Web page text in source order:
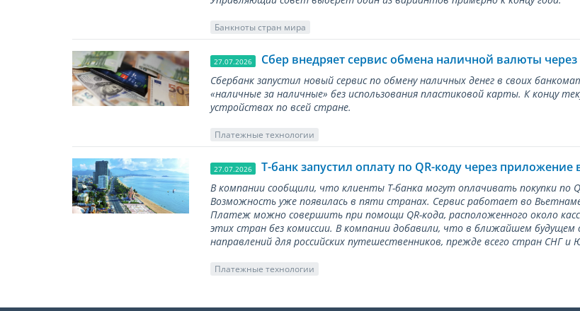
Банкноты стран мира
27.07.2026 Сбер внедряет сервис обмена наличной валюты
Сбербанк запустил новый сервис по обмену наличных денег в своих
«наличные за наличные» без использования пластиковой карты. К концу
устройствах по всей стране.
Платежные технологии
27.07.2026 Т-банк запустил оплату по QR-коду через приложение
В компании сообщили, что клиенты Т-банка могут оплачивать покупки по
Возможность уже появилась в пяти странах. Сервис работает во
Платеж можно совершить при помощи QR-кода, расположенного около
этих стран без комиссии. В компании добавили, что в ближайшем будущем
направлений для российских путешественников, прежде всего стран СНГ и
Платежные технологии